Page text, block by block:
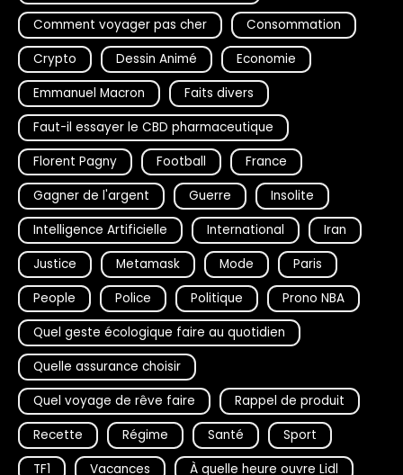
Comment voyager pas cher
Consommation
Crypto
Dessin Animé
Economie
Emmanuel Macron
Faits divers
Faut-il essayer le CBD pharmaceutique
Florent Pagny
Football
France
Gagner de l'argent
Guerre
Insolite
Intelligence Artificielle
International
Iran
Justice
Metamask Mode
Paris
People
Police Politique
Prono NBA
Quel geste écologique faire au quotidien
Quelle assurance choisir
Quel voyage de rêve faire
Rappel de produit
Recette
Régime Santé
Sport
TF1
Vacances À quelle heure ouvre Lidl